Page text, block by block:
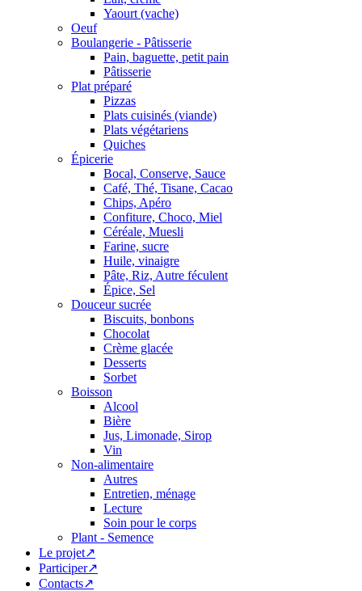
Yaourt (vache)
Oeuf
Boulangerie - Pâtisserie
Pain, baguette, petit pain
Pâtisserie
Plat préparé
Pizzas
Plats cuisinés (viande)
Plats végétariens
Quiches
Épicerie
Bocal, Conserve, Sauce
Café, Thé, Tisane, Cacao
Chips, Apéro
Confiture, Choco, Miel
Céréale, Muesli
Farine, sucre
Huile, vinaigre
Pâte, Riz, Autre féculent
Épice, Sel
Douceur sucrée
Biscuits, bonbons
Chocolat
Crème glacée
Desserts
Sorbet
Boisson
Alcool
Bière
Jus, Limonade, Sirop
Vin
Non-alimentaire
Autres
Entretien, ménage
Lecture
Soin pour le corps
Plant - Semence
Le projet↗
Participer↗
Contacts↗